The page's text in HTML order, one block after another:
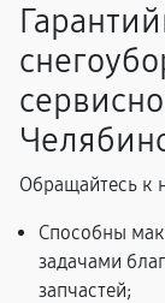
Обращайтесь к
Способны
задачами
запчастей;